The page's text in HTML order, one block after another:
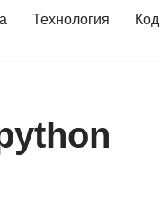
Технология Код